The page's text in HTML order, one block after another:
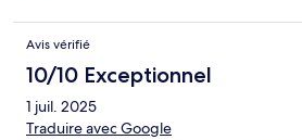
Avis vérifié
10/10 Exceptionnel
1 juil. 2025
Traduire avec Google